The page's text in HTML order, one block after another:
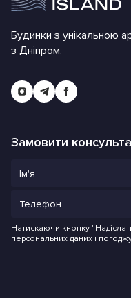
Будинки з унікальною
з Дніпром.
Замовити
Натискаючи кнопку
персональних даних і